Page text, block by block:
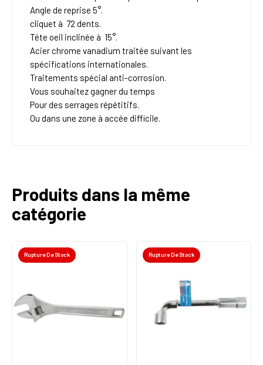
Angle de reprise 5°.
cliquet à 72 dents.
Téte oeil inclinée à 15°.
Acier chrome vanadium traitée suivant les
spécifications internationales.
Traitements spécial anti-corrosion.
Vous souhaitez gagner du temps
Pour des serrages répétitifs.
Ou dans une zone à accée difficile.
Produits dans la même
catégorie
Rupture De Stock Rupture De Stock